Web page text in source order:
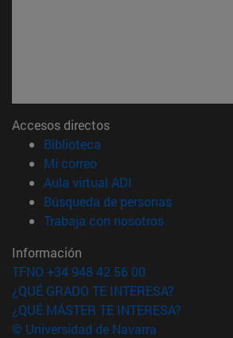
Accesos directos
Biblioteca
Mi correo(abre en nueva ventana)
Aula virtual ADI
Búsqueda de personas(abre en
Trabaja con nosotros(abre en
Información
TFNO +34 948 42 56 00
¿QUÉ GRADO TE INTERESA?
¿QUÉ MÁSTER TE INTERESA?
© Universidad de Navarra